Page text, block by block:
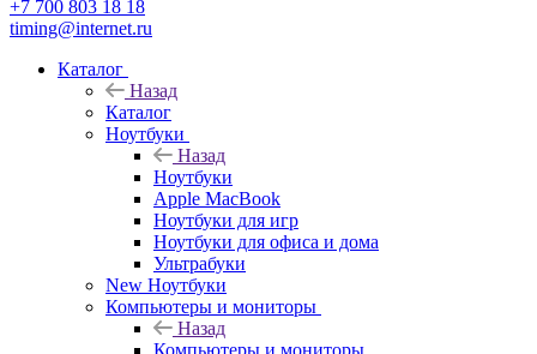
+7 700 803 18 18
timing@internet.ru
Каталог
Назад
Каталог
Ноутбуки
Назад
Ноутбуки
Apple MacBook
Ноутбуки для игр
Ноутбуки для офиса и дома
Ультрабуки
New Ноутбуки
Компьютеры и мониторы
Назад
Компьютеры и мониторы